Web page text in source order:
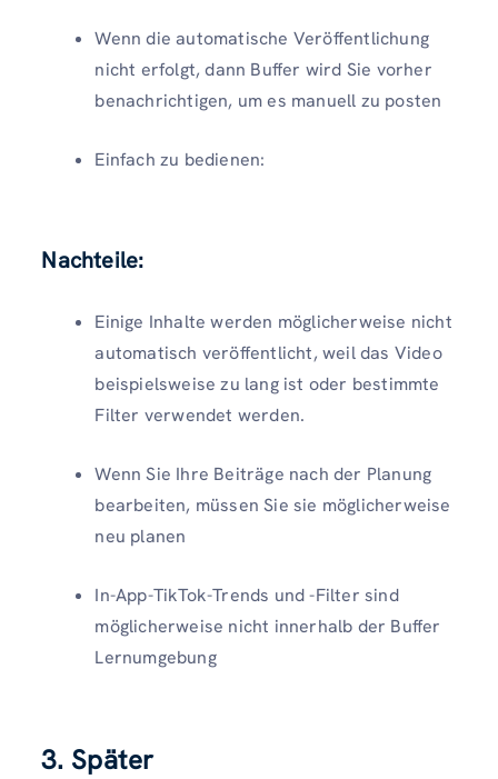
Wenn die automatische Veröffentlichung
nicht erfolgt, dann Buffer wird Sie vorher
benachrichtigen, um es manuell zu posten
Einfach zu bedienen:
Nachteile:
Einige Inhalte werden möglicherweise nicht
automatisch veröffentlicht, weil das Video
beispielsweise zu lang ist oder bestimmte
Filter verwendet werden.
Wenn Sie Ihre Beiträge nach der Planung
bearbeiten, müssen Sie sie möglicherweise
neu planen
In-App-TikTok-Trends und -Filter sind
möglicherweise nicht innerhalb der Buffer
Lernumgebung
3. Später